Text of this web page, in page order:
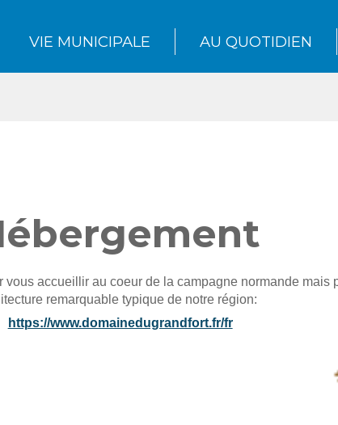
VIE MUNICIPALE AU QUOTIDIEN
vous accueillir au coeur de la campagne normande mais
remarquable typique de notre région:
https://www.domainedugrandfort.fr/fr